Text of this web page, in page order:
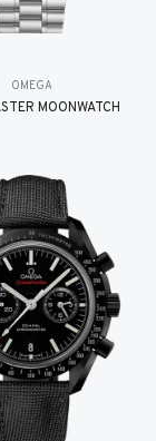
OMEGA
MOONWATCH